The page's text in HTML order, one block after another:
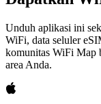
Unduh aplikasi ini
WiFi, data seluler
komunitas WiFi Map
area Anda.